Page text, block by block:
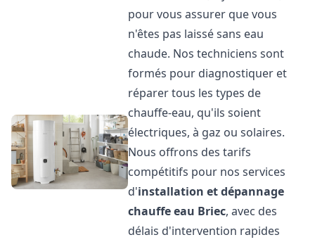
pour vous assurer que vous
n'êtes pas laissé sans eau
chaude. Nos techniciens sont
formés pour diagnostiquer et
réparer tous les types de
chauffe-eau, qu'ils soient
électriques, à gaz ou solaires.
Nous offrons des tarifs
compétitifs pour nos services
d'installation et dépannage
chauffe eau Briec, avec des
délais d'intervention rapides